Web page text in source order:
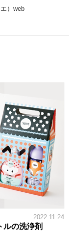
）web
2022.11.24
ルの洗浄剤